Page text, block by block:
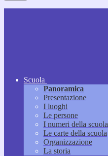
Scuola
Panoramica
Presentazione
I luoghi
Le persone
I numeri della scuola
Le carte della scuola
Organizzazione
La storia